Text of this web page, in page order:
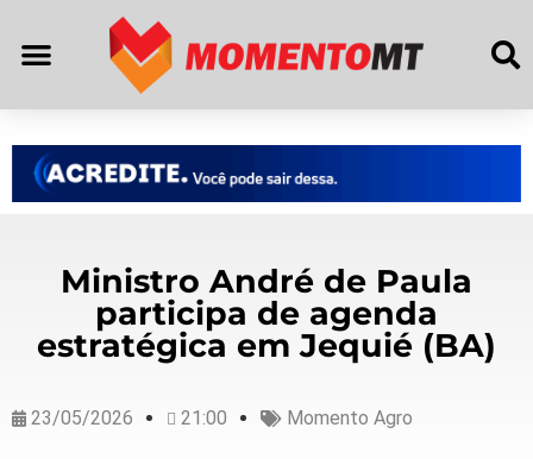
Ministro André de Paula
participa de agenda
estratégica em Jequié (BA)
23/05/2026 21:00 Momento Agro